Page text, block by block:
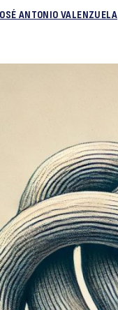
ANTONIO VALENZUELA